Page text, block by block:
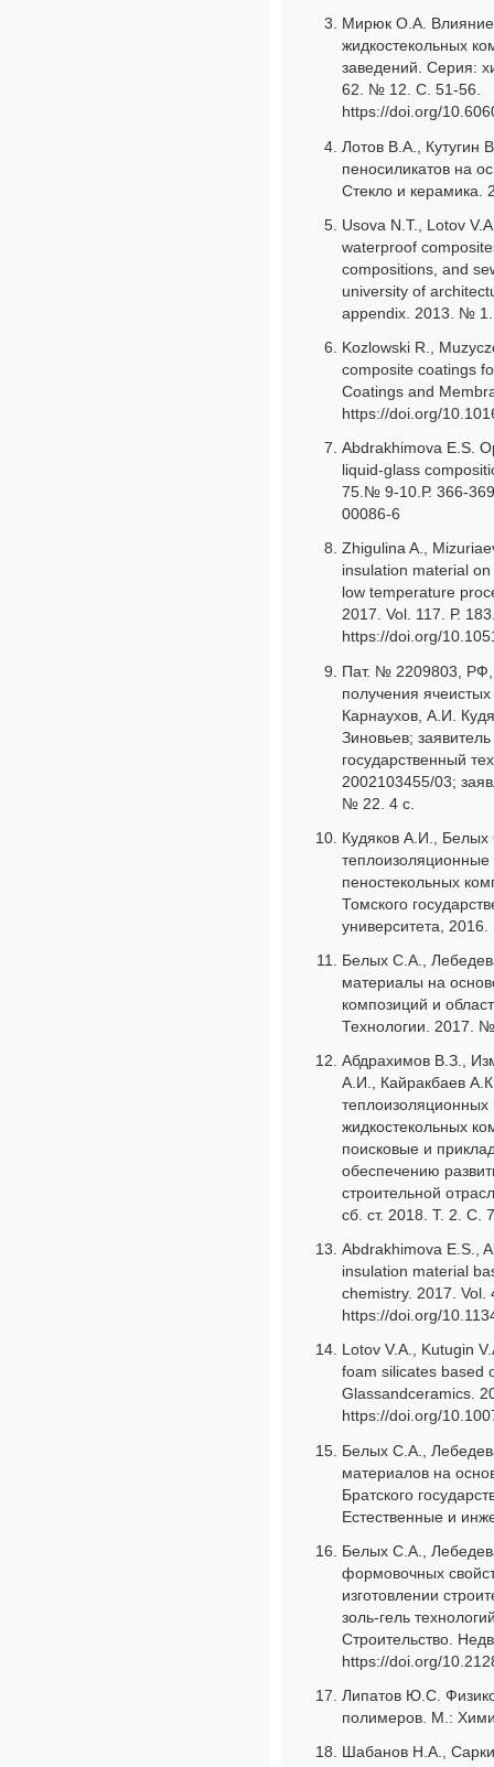
Мирюк О.А. Влияние
жидкостекольных
заведений. Серия:
62. № 12. С. 51-56.
https://doi.org/
Лотов В.А., Кутугин
пеносиликатов на
Стекло и
Usova N.T., Lotov
waterproof
compositions, and
university of
appendix. 2013. № 1.
Kozlowski R.,
composite coatings
Coatings and
https://doi.org/
Abdrakhimova E.S.
liquid-glass
75.№ 9-10.Р. 366-
00086-6
Zhigulina A.,
insulation material
low temperature
2017. Vol. 117. Р.
https://doi.org/
Пат. № 2209803,
получения
Карнаухов, А.И.
Зиновьев;
государственный
2002103455/03;
№ 22. 4 с.
Кудяков А.И.,
пеностекольных
Томского
университета, 2016.
Белых С.А.,
материалы на
композиций и
Технологии. 2017.
Абдрахимов В.З.,
А.И., Кайракбаев
жидкостекольных
поисковые и
обеспечению
строительной
сб. ст. 2018. Т. 2. С.
Abdrakhimova E.S.,
insulation material
chemistry. 2017.
https://doi.org/
Lotov V.A., Kutugin
foam silicates based
Glassandceramics.
https://doi.org/
Белых С.А.,
материалов на
Братского
Естественные и
Белых С.А.,
формовочных
изготовлении
золь-гель
Строительство.
https://doi.org/
Липатов Ю.С.
полимеров. М.:
Шабанов Н.А.,